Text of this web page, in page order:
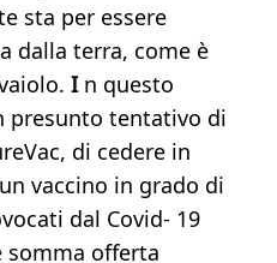
sta per essere
dalla terra, come è
In questo
presunto tentativo di
di cedere in
vaccino in grado di
dal Covid- 19
somma offerta